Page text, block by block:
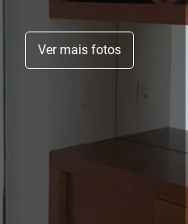
Ver mais fotos